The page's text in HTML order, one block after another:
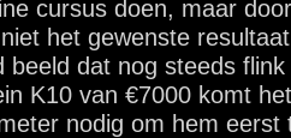
cursus doen, maar
het gewenste
beeld dat nog steeds
K10 van €7000 komt
nodig om hem eerst